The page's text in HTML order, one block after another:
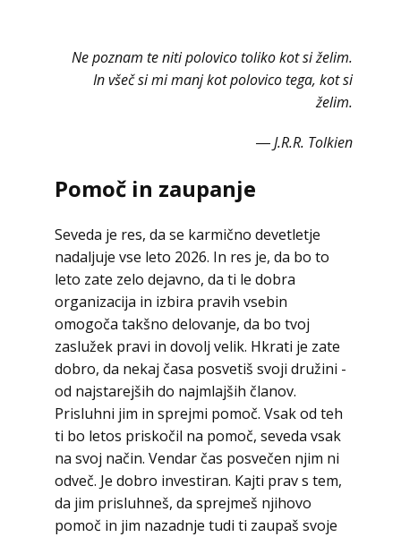
Ne poznam te niti polovico toliko kot si želim.
In všeč si mi manj kot polovico tega, kot si
želim.
― J.R.R. Tolkien
Pomoč in zaupanje
Seveda je res, da se karmično devetletje
nadaljuje vse leto 2026. In res je, da bo to
leto zate zelo dejavno, da ti le dobra
organizacija in izbira pravih vsebin
omogoča takšno delovanje, da bo tvoj
zaslužek pravi in dovolj velik. Hkrati je zate
dobro, da nekaj časa posvetiš svoji družini -
od najstarejših do najmlajših članov.
Prisluhni jim in sprejmi pomoč. Vsak od teh
ti bo letos priskočil na pomoč, seveda vsak
na svoj način. Vendar čas posvečen njim ni
odveč. Je dobro investiran. Kajti prav s tem,
da jim prisluhneš, da sprejmeš njihovo
pomoč in jim nazadnje tudi ti zaupaš svoje